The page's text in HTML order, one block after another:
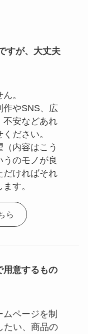
すが、大丈夫
。
作やSNS、広
不安などあれ
ださい。
内容はこう
うのモノが良
だければそれ
す。
ら
用意するもの
ページを制
たい、商品の